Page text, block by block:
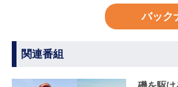
バック
関連番組